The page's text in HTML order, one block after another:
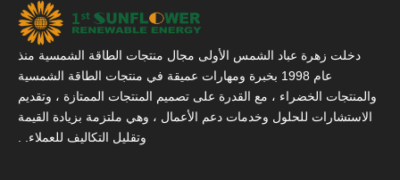
دخلت زهرة عباد الشمس الأولى مجال منتجات الطاقة الشمسية منذ
عام 1998 بخبرة ومهارات عميقة في منتجات الطاقة الشمسية
والمنتجات الخضراء ، مع القدرة على تصميم المنتجات الممتازة ، وتقديم
الاستشارات للحلول وخدمات دعم الأعمال ، وهي ملتزمة بزيادة القيمة
وتقليل التكاليف للعملاء. .